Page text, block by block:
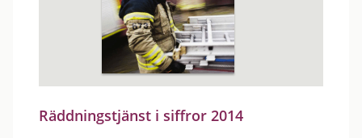
Räddningstjänst i siffror 2014